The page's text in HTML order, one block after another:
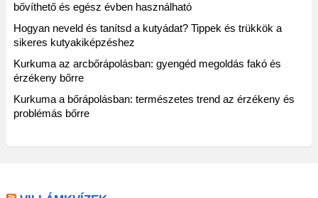
bővíthető és egész évben használható
Hogyan neveld és tanítsd a kutyádat? Tippek és trükkök a
sikeres kutyakiképzéshez
Kurkuma az arcbőrápolásban: gyengéd megoldás fakó és
érzékeny bőrre
Kurkuma a bőrápolásban: természetes trend az érzékeny és
problémás bőrre